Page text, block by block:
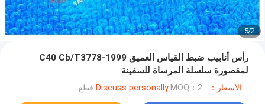
2
/
5
رأس أنابيب ضبط القياس العميق C40 Cb/T3778-1999
لمقصورة سلسلة المرساة للسفينة
الأسعار：Discuss personally MOQ：2 قطع